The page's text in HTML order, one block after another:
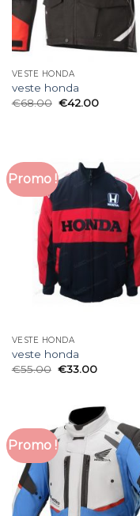
VESTE HONDA
veste honda
€68.00 €42.00
Promo !
VESTE HONDA
veste honda
€55.00 €33.00
Promo !